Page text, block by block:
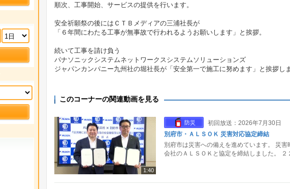
順次、工事開始、サービスの提供を行います。
安全祈願祭の後にはＣＴＢメディアの三浦社長が
「６年間にわたる工事が無事故で行われるようお願いします」と挨拶。
続いて工事を請け負う
パナソニックシステムネットワークスシステムソリューションズ
ジャパンカンパニー九州社の堀社長が「安全第一で施工に努めます」と挨拶し
このコーナーの関連動画を見る
1:40
防災
初回放送：2026年7月30日
別府市・ＡＬＳＯＫ 災害対応協定締結
別府市は災害への備えを進めています。 災
会社のＡＬＳＯＫと協定を締結しました。